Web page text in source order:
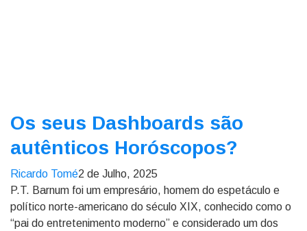
Os seus Dashboards são
autênticos Horóscopos?
Ricardo Tomé2 de Julho, 2025
P.T. Barnum foi um empresário, homem do espetáculo e
político norte-americano do século XIX, conhecido como o
“pai do entretenimento moderno” e considerado um dos